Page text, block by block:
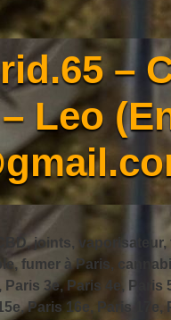
–
Leo
joints,
fumer à Paris,
3e, Paris 4e, Paris
Paris 16e, Paris 17e,